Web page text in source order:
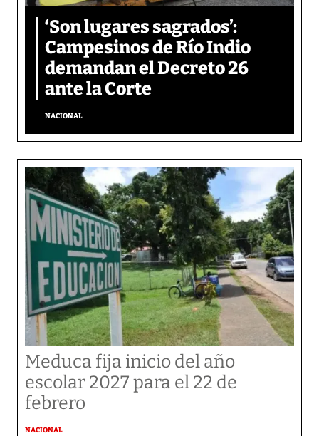
‘Son lugares sagrados’:
Campesinos de Río Indio
demandan el Decreto 26
ante la Corte
NACIONAL
Meduca fija inicio del año
escolar 2027 para el 22 de
febrero
NACIONAL